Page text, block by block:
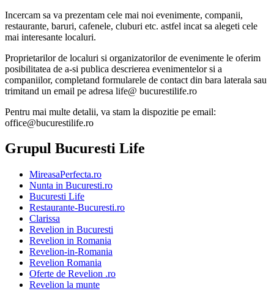
Incercam sa va prezentam cele mai noi evenimente, companii,
restaurante, baruri, cafenele, cluburi etc. astfel incat sa alegeti cele
mai interesante localuri.
Proprietarilor de localuri si organizatorilor de evenimente le oferim
posibilitatea de a-si publica descrierea evenimentelor si a
companiilor, completand formularele de contact din bara laterala sau
trimitand un email pe adresa life@ bucurestilife.ro
Pentru mai multe detalii, va stam la dispozitie pe email:
office@bucurestilife.ro
Grupul Bucuresti Life
MireasaPerfecta.ro
Nunta in Bucuresti.ro
Bucuresti Life
Restaurante-Bucuresti.ro
Clarissa
Revelion in Bucuresti
Revelion in Romania
Revelion-in-Romania
Revelion Romania
Oferte de Revelion .ro
Revelion la munte